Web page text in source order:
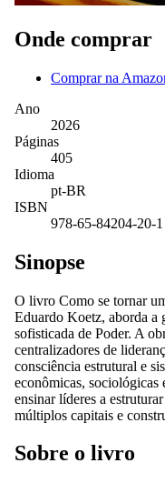
Onde comprar
Comprar na
Ano
2026
Páginas
405
Idioma
pt-BR
ISBN
978-65-84204-20-1
Sinopse
O livro Como se tornar
Eduardo Koetz, aborda a
sofisticada de Poder. A
centralizadores de
consciência estrutural e
econômicas, sociológicas
ensinar líderes a
múltiplos capitais e
Sobre o livro